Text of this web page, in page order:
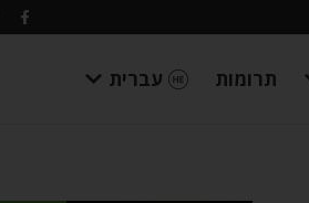
תרומות עברית